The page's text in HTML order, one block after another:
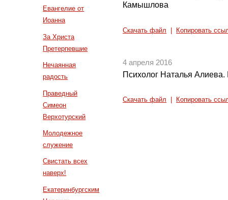
Евангелие от
Иоанна
За Христа
Претерпевшие
Нечаянная
радость
Праведный
Симеон
Верхотурский
Молодежное
служение
Свистать всех
наверх!
Екатеринбургским
Камышлова
Скачать файл Копировать
4 апреля 2016
Психолог Наталья Алиева.
Скачать файл Копировать